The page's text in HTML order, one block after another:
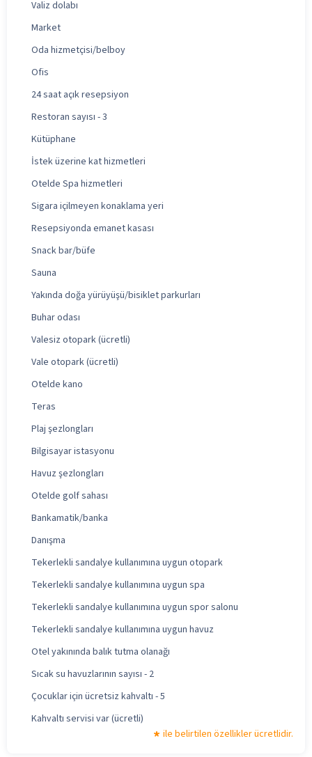
Valiz dolabı
Market
Oda hizmetçisi/belboy
Ofis
24 saat açık resepsiyon
Restoran sayısı - 3
Kütüphane
İstek üzerine kat hizmetleri
Otelde Spa hizmetleri
Sigara içilmeyen konaklama yeri
Resepsiyonda emanet kasası
Snack bar/büfe
Sauna
Yakında doğa yürüyüşü/bisiklet parkurları
Buhar odası
Valesiz otopark (ücretli)
Vale otopark (ücretli)
Otelde kano
Teras
Plaj şezlongları
Bilgisayar istasyonu
Havuz şezlongları
Otelde golf sahası
Bankamatik/banka
Danışma
Tekerlekli sandalye kullanımına uygun otopark
Tekerlekli sandalye kullanımına uygun spa
Tekerlekli sandalye kullanımına uygun spor salonu
Tekerlekli sandalye kullanımına uygun havuz
Otel yakınında balık tutma olanağı
Sıcak su havuzlarının sayısı - 2
Çocuklar için ücretsiz kahvaltı - 5
Kahvaltı servisi var (ücretli)
ile belirtilen özellikler ücretlidir.